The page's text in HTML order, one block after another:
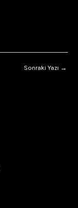
Sonraki Yazı →